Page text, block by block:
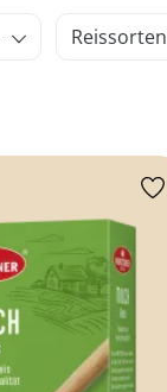
Reissorten